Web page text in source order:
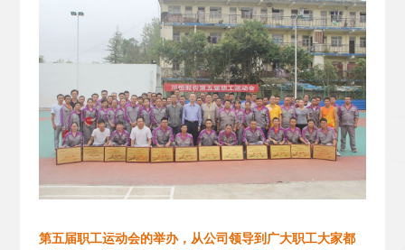
第五届职工运动会的举办，从公司领导到广大职工大家都